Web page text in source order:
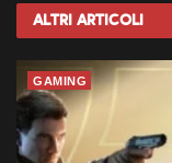
Altri Articoli
GAMING